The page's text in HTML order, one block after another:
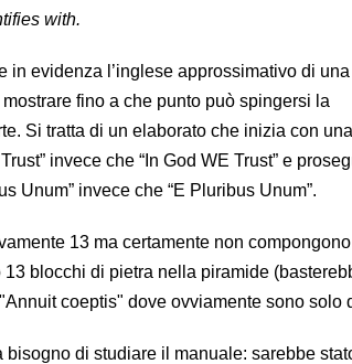
with.
in evidenza l’inglese approssimativo di una
fino a che punto può spingersi la
Si tratta di un elaborato che inizia con una
invece che “In God WE Trust” e
Unum” invece che “E Pluribus Unum”.
13 ma certamente non
13 blocchi di pietra nella piramide
coeptis" dove ovviamente sono solo
bisogno di studiare il manuale: sarebbe